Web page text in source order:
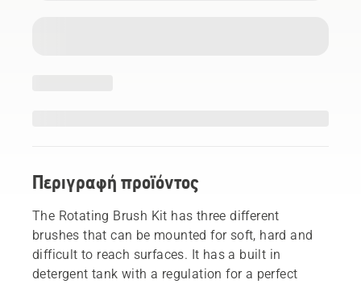
Περιγραφή προϊόντος
The Rotating Brush Kit has three different
brushes that can be mounted for soft, hard and
difficult to reach surfaces. It has a built in
detergent tank with a regulation for a perfect